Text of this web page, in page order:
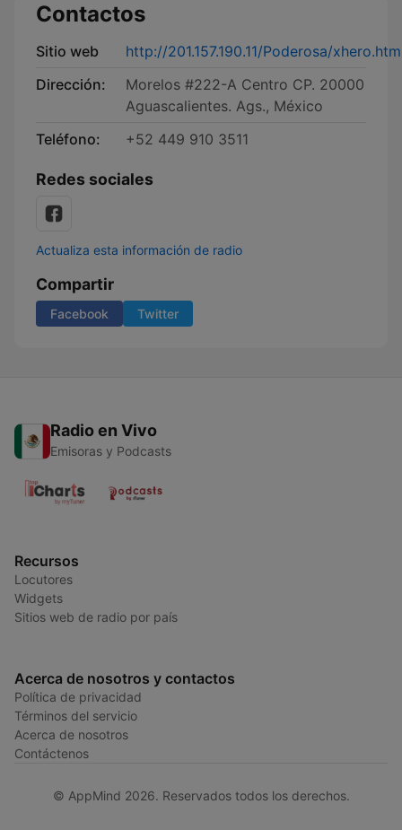
Contactos
Sitio web
http://201.157.190.11/Poderosa/
Dirección:
Morelos #222-A Centro CP. 20000
Aguascalientes. Ags., México
Teléfono:
+52 449 910 3511
Redes sociales
Actualiza esta información de radio
Compartir
Facebook Twitter
Radio en Vivo
Emisoras y Podcasts
Recursos
Locutores
Widgets
Sitios web de radio por país
Acerca de nosotros y contactos
Política de privacidad
Términos del servicio
Acerca de nosotros
Contáctenos
© AppMind 2026. Reservados todos los derechos.